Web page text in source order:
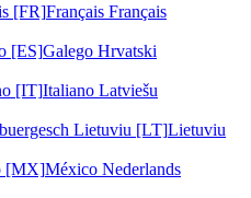
[FR]Français Français
[ES]Galego Hrvatski
[IT]Italiano Latviešu
Lietuviu [LT]Lietuviu
[MX]México Nederlands